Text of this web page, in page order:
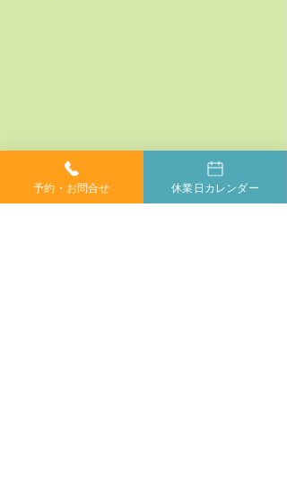
予約・お問合せ 休業日カレンダー